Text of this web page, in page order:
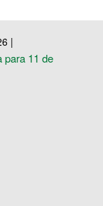
|
para 11 de